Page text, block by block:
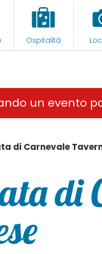
Ospitalità
un evento
di Carnevale
di